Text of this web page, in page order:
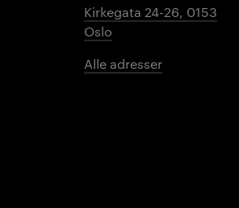
Kirkegata 24-26, 0153
Oslo
Alle adresser